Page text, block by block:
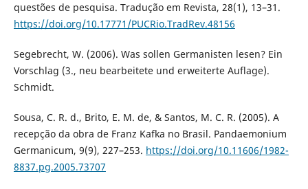
questões de pesquisa. Tradução em Revista, 28(1), 13–31.
https://doi.org/10.17771/PUCRio.TradRev.48156
Segebrecht, W. (2006). Was sollen Germanisten lesen? Ein
Vorschlag (3., neu bearbeitete und erweiterte Auflage).
Schmidt.
Sousa, C. R. d., Brito, E. M. de, & Santos, M. C. R. (2005). A
recepção da obra de Franz Kafka no Brasil. Pandaemonium
Germanicum, 9(9), 227–253. https://doi.org/10.11606/1982-
8837.pg.2005.73707